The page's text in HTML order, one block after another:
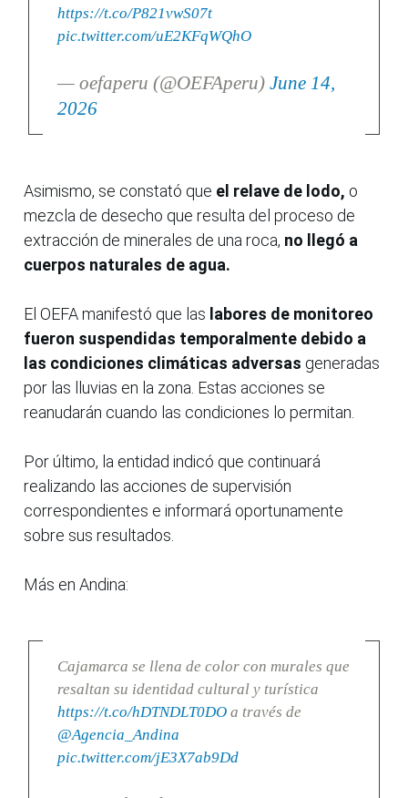
https://t.co/P821vwS07t
pic.twitter.com/uE2KFqWQhO
— oefaperu (@OEFAperu) June 14,
2026
Asimismo, se constató que el relave de lodo, o
mezcla de desecho que resulta del proceso de
extracción de minerales de una roca, no llegó a
cuerpos naturales de agua.
El OEFA manifestó que las labores de monitoreo
fueron suspendidas temporalmente debido a
las condiciones climáticas adversas generadas
por las lluvias en la zona. Estas acciones se
reanudarán cuando las condiciones lo permitan.
Por último, la entidad indicó que continuará
realizando las acciones de supervisión
correspondientes e informará oportunamente
sobre sus resultados.
Más en Andina:
Cajamarca se llena de color con murales que
resaltan su identidad cultural y turística
https://t.co/hDTNDLT0DOa través de
@Agencia_Andina
pic.twitter.com/jE3X7ab9Dd